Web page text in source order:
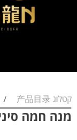
קטלוג 产品目录 /